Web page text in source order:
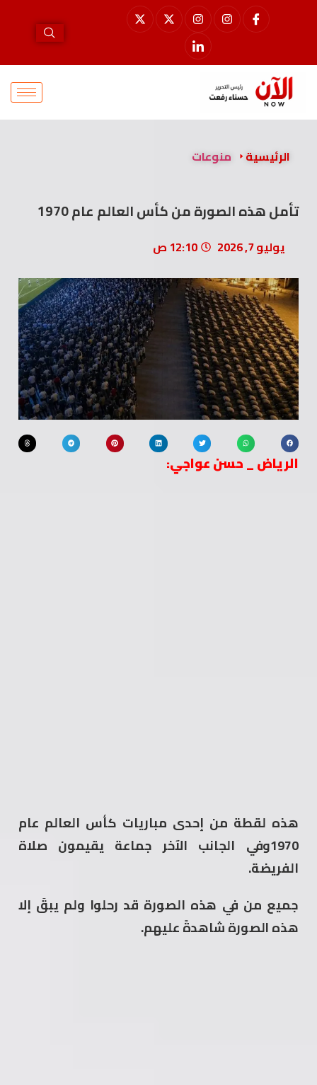
الرئيسية منوعات
تأمل هذه الصورة من كأس العالم عام 1970
يوليو 7, 2026 12:10 ص
الرياض _ حسن عواجي:
هذه لقطة من إحدى مباريات كأس العالم عام
1970وفي الجانب الآخر جماعة يقيمون صلاة
الفريضة.
جميع من في هذه الصورة قد رحلوا ولم يبقَ إلا
هذه الصورة شاهدةً عليهم.